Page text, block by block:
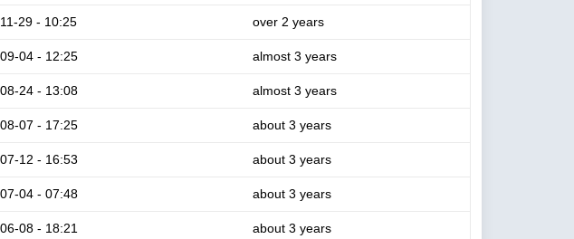
29 - 10:25 over 2 years
04 - 12:25 almost 3 years
24 - 13:08 almost 3 years
07 - 17:25 about 3 years
12 - 16:53 about 3 years
04 - 07:48 about 3 years
08 - 18:21 about 3 years